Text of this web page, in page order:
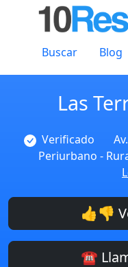
Buscar Blog
Las
Verificado
Periurbano -
👍👎
☎️